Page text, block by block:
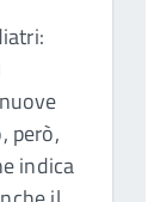
però,
indica